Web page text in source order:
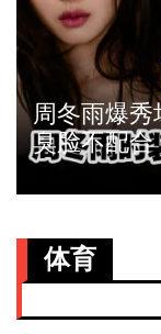
周冬雨爆
臭脸不配合
体育